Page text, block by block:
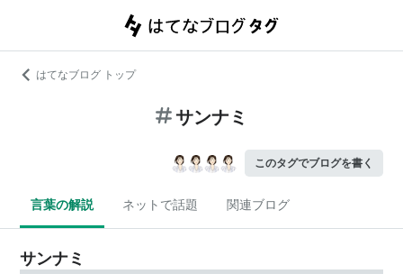
はてなブログ トップ
サンナミ
このタグでブログを書く
言葉の解説 ネットで話題 関連ブログ
サンナミ